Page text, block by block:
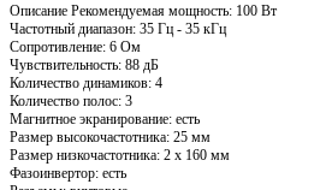
Описание Рекомендуемая мощность: 100 Вт
Частотный диапазон: 35 Гц - 35 кГц
Сопротивление: 6 Ом
Чувствительность: 88 дБ
Количество динамиков: 4
Количество полос: 3
Магнитное экранирование: есть
Размер высокочастотника: 25 мм
Размер низкочастотника: 2 х 160 мм
Фазоинвертор: есть